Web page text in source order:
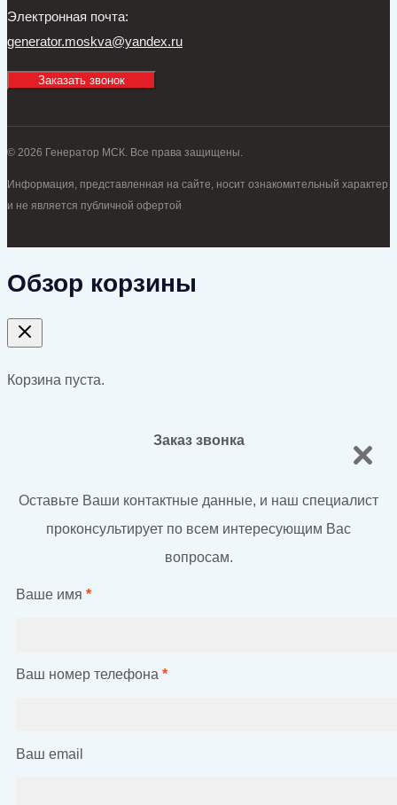
Электронная почта:
generator.moskva@yandex.ru
Заказать звонок
© 2026 Генератор МСК. Все права защищены.
Информация, представленная на сайте, носит ознакомительный характер
и не является публичной офертой
Обзор корзины
Корзина пуста.
Заказ звонка
Оставьте Ваши контактные данные, и наш специалист
проконсультирует по всем интересующим Вас
вопросам.
Ваше имя *
Ваш номер телефона *
Ваш email